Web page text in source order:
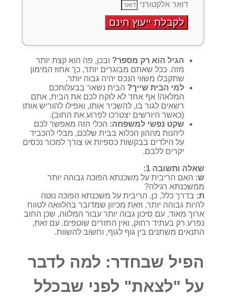
דואר אלקטורני
לקבלת ייעוץ חינם
הגיל הוא רק מספר? ובכן, פה הוא קצת יותר
מזה. ככל שאתם מבוגרים יותר, כך אחוז המימון
שתקבלו משווי הנכס יהיה גבוה יותר.
למי הבית שייך? הבית נשאר בבעלותכם
המלאה! אף אחד לא לוקח לכם את הבית, אתם
רשאים לגור בו, להשכיר אותו, ואפילו להוריש אותו
(כאשר היורשים יצטרכו לפרוע את החוב).
שקט נפשי למשפחה: הכלי הזה מאפשר לכם
ליהנות מההון הכלוא בבית שלכם, מבלי להכביד
על הילדים בבקשות כספיות או צורך למכור נכסים
יקרים ללבם.
שאלה ותשובה 1:
ש: האם הריבית על משכנתא הפוכה גבוהה יותר
ממשכנתא רגילה?
ת: בדרך כלל, כן. הריבית על משכנתא הפוכה נוטה
להיות גבוהה יותר, וזאת מכיוון שמדובר בהלוואה לטווח
ארוך מאוד, עם סיכון גבוה יותר עבור המלווה, שכן החוב
נפרע רק בעתיד רחוק, ואין החזרים שוטפים. עם זאת,
התנאים משתנים בין גוף לגוף, וחשוב להשוות.
הפיל שבחדר: למה לדבר
על "לצאת" לפני שבכלל